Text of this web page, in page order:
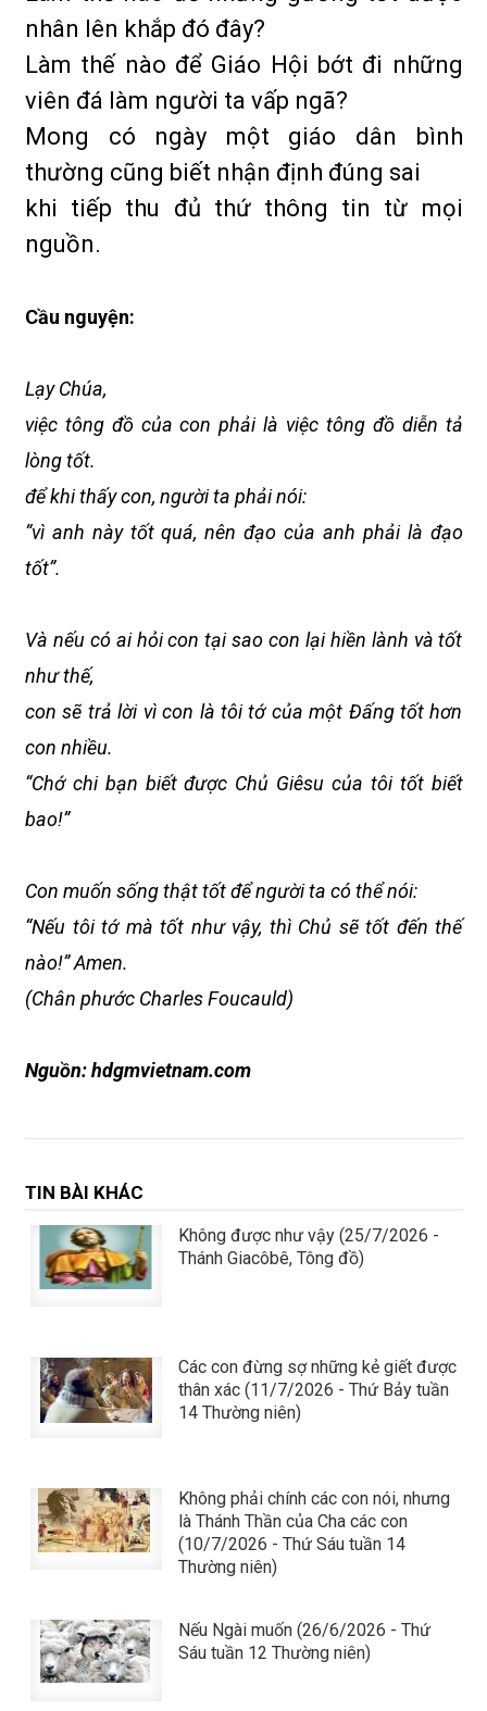
nhân lên khắp đó đây?
Làm thế nào để Giáo Hội bớt đi những
viên đá làm người ta vấp ngã?
Mong có ngày một giáo dân bình
thường cũng biết nhận định đúng sai
khi tiếp thu đủ thứ thông tin từ mọi
nguồn.
Cầu nguyện:
Lạy Chúa,
việc tông đồ của con phải là việc tông đồ diễn tả
lòng tốt.
để khi thấy con, người ta phải nói:
“vì anh này tốt quá, nên đạo của anh phải là đạo
tốt”.
Và nếu có ai hỏi con tại sao con lại hiền lành và tốt
như thế,
con sẽ trả lời vì con là tôi tớ của một Đấng tốt hơn
con nhiều.
“Chớ chi bạn biết được Chủ Giêsu của tôi tốt biết
bao!”
Con muốn sống thật tốt để người ta có thể nói:
“Nếu tôi tớ mà tốt như vậy, thì Chủ sẽ tốt đến thế
nào!” Amen.
(Chân phước Charles Foucauld)
Nguồn: hdgmvietnam.com
TIN BÀI KHÁC
Không được như vậy (25/7/2026 -
Thánh Giacôbê, Tông đồ)
Các con đừng sợ những kẻ giết được
thân xác (11/7/2026 - Thứ Bảy tuần
14 Thường niên)
Không phải chính các con nói, nhưng
là Thánh Thần của Cha các con
(10/7/2026 - Thứ Sáu tuần 14
Thường niên)
Nếu Ngài muốn (26/6/2026 - Thứ
Sáu tuần 12 Thường niên)